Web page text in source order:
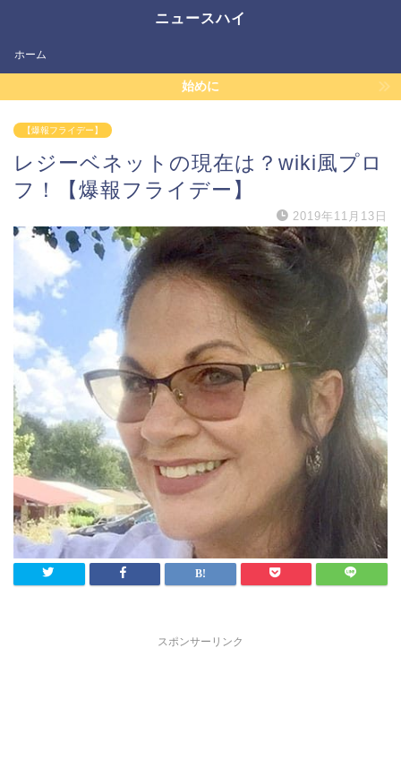
ニュースハイ
ホーム
始めに
【爆報フライデー】
レジーベネットの現在は？wiki風プロ
フ！【爆報フライデー】
2019年11月13日
スポンサーリンク